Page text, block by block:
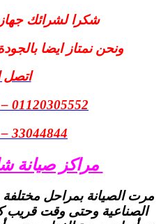
شكرا لشرائك
ونحن نمتاز ايضا
اتصل
01120305552 – 01224005061
33044844 – 33451511
مراكز صيانة
مرت الصيانة بمراحل مختلفة
الصناعية وحتى وقت قريب